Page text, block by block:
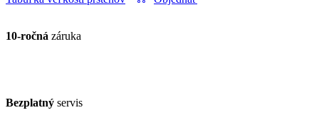
10-ročná záruka
Bezplatný servis